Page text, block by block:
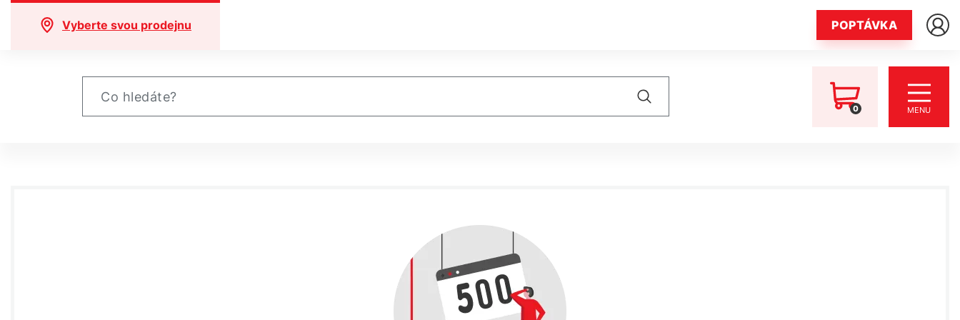
Vyberte svou prodejnu POPTÁVKA
0 MENU